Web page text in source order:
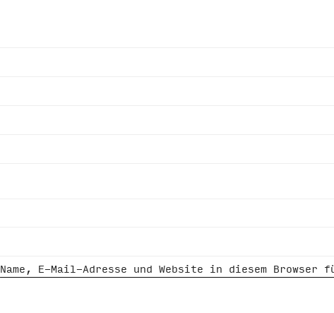
Name, E-Mail-Adresse und Website in diesem Browser